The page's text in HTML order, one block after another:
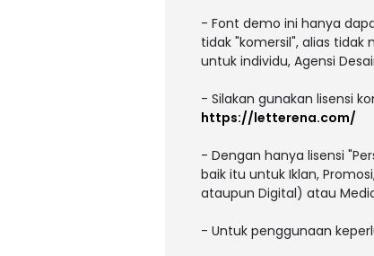
- Font demo ini hanya
tidak "komersil", alias
untuk individu, Agensi
- Silakan gunakan lisensi
https://letterena.com/
- Dengan hanya lisensi
baik itu untuk Iklan,
ataupun Digital) atau
- Untuk penggunaan